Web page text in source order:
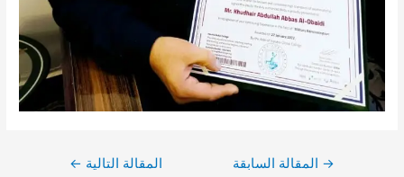
المقالة السابقة المقالة التالية←